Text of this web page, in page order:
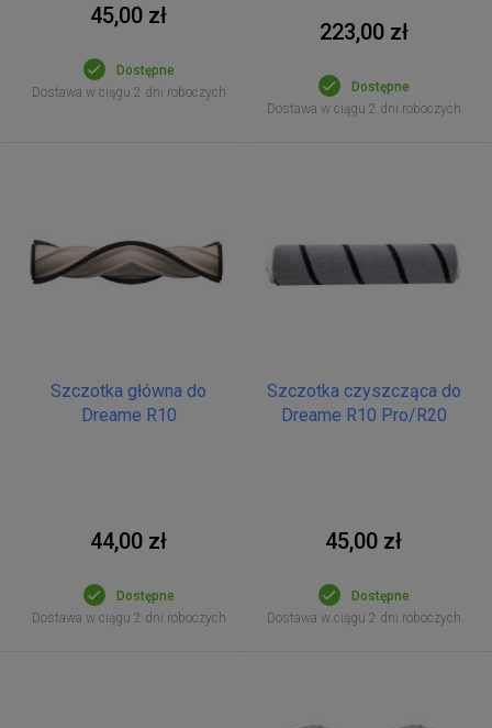
45,00 zł
Dostępne
Dostawa w ciągu 2 dni roboczych
223,00 zł
Dostępne
Dostawa w ciągu 2 dni roboczych
Szczotka główna do
Dreame R10
44,00 zł
Dostępne
Dostawa w ciągu 2 dni roboczych
Szczotka czyszcząca do
Dreame R10 Pro/R20
45,00 zł
Dostępne
Dostawa w ciągu 2 dni roboczych